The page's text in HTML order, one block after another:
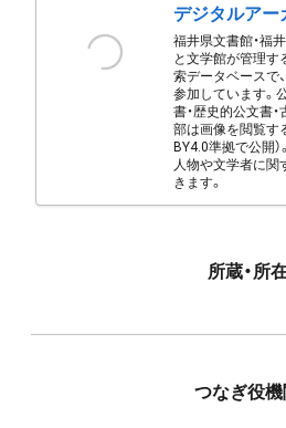
デジタルアー
福井県文書館・福
と文学館が管理す
索データベースで
参加しています。
書・歴史的公文書・
部は画像を閲覧す
BY4.0準拠で公開
人物や文学者に関
きます。
所蔵・所
つなぎ役機